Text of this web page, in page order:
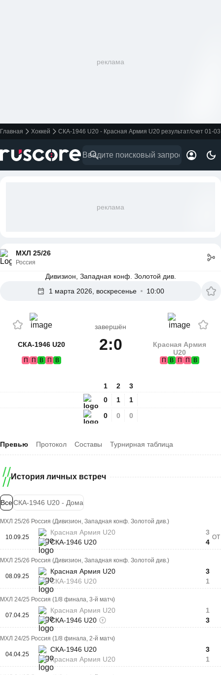
реклама
Главная Хоккей СКА-1946 U20 - Красная Армия U20 результат/счет 01-
реклама
МХЛ 25/26
Россия
Дивизион, Западная конф. Золотой див.
1 марта 2026, воскресенье
10:00
СКА-1946 U20
П П В П В
завершён
2:0
Красная Армия
U20
П В П П В
1
0
0
2
1
0
3
1
0
Превью Протокол Составы Турнирная таблица
История личных встреч
ВсеСКА-1946 U20 - Дома
МХЛ 25/26 Россия (Дивизион, Западная конф. Золотой див.)
10.09.25
Красная Армия U20
СКА-1946 U20
3
4
ОТ
МХЛ 25/26 Россия (Дивизион, Западная конф. Золотой див.)
08.09.25
Красная Армия U20
СКА-1946 U20
3
1
МХЛ 24/25 Россия (1/8 финала, 3-й матч)
07.04.25
Красная Армия U20
СКА-1946 U20
1
3
МХЛ 24/25 Россия (1/8 финала, 2-й матч)
04.04.25
СКА-1946 U20
Красная Армия U20
3
1